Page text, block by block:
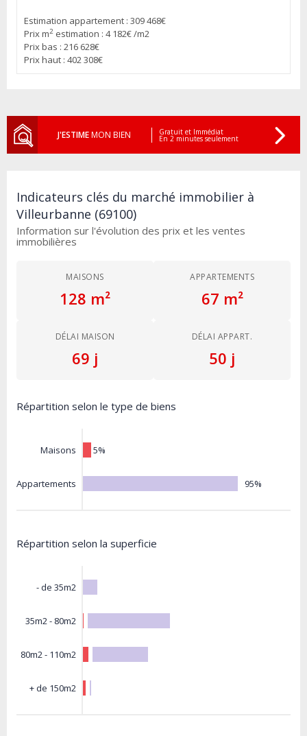
Estimation appartement : 309 468€
Prix m2 estimation : 4 182€ /m2
Prix bas : 216 628€
Prix haut : 402 308€
J'ESTIMEMON BIEN Gratuit et Immédiat
En 2 minutes seulement
Indicateurs clés du marché immobilier à
Villeurbanne (69100)
Information sur l'évolution des prix et les ventes
immobilières
MAISONS
128 m²
APPARTEMENTS
67 m²
DÉLAI MAISON
69 j
DÉLAI APPART.
50 j
Répartition selon le type de biens
Maisons
Appartements
5%
95%
Répartition selon la superficie
- de 35m2
35m2 - 80m2
80m2 - 110m2
+ de 150m2